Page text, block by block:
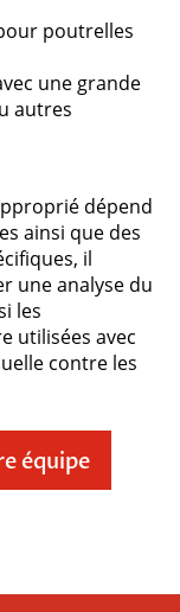
poutrelles
une grande
autres
dépend
ainsi que des
il
une analyse du
les
utilisées avec
contre les
équipe